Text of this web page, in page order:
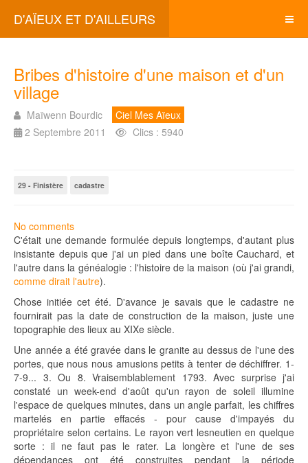
D'AÏEUX ET D'AILLEURS
Bribes d'histoire d'une maison et d'un
village
Maïwenn Bourdic
Ciel Mes Aïeux
2 Septembre 2011
Clics : 5940
29 - Finistère cadastre
No comments
C'était une demande formulée depuis longtemps, d'autant plus
insistante depuis que j'ai un pied dans une boîte Cauchard, et
l'autre dans la généalogie : l'histoire de la maison (où j'ai grandi,
comme dirait l'autre).
Chose initiée cet été. D'avance je savais que le cadastre ne
fournirait pas la date de construction de la maison, juste une
topographie des lieux au XIXe siècle.
Une année a été gravée dans le granite au dessus de l'une des
portes, que nous nous amusions petits à tenter de déchiffrer. 1-
7-9... 3. Ou 8. Vraisemblablement 1793. Avec surprise j'ai
constaté un week-end d'août qu'un rayon de soleil illumine
l'espace de quelques minutes, dans un angle parfait, les chiffres
martelés en partie effacés - pour cause d'impayés du
propriétaire selon certains. Le rayon vert lesneutien en quelque
sorte : il ne faut pas le rater. La longère et l'une de ses
dépendances ont été construites pendant la période